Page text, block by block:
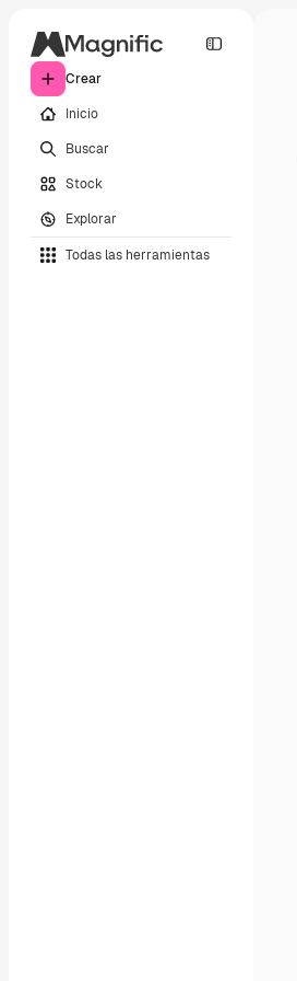
Crear
Inicio
Buscar
Stock
Explorar
Todas las herramientas